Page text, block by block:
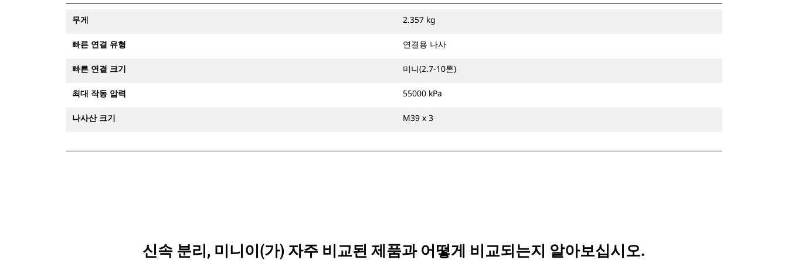
무게 2.357 kg
빠른 연결 유형 연결용 나사
빠른 연결 크기 미니(2.7-10톤)
최대 작동 압력 55000 kPa
나사산 크기 M39 x 3
신속 분리, 미니이(가) 자주 비교된 제품과 어떻게 비교되는지 알아보십시오.